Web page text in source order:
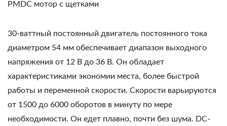
PMDC мотор с щетками
30-ваттный постоянный двигатель постоянного тока
диаметром 54 мм обеспечивает диапазон выходного
напряжения от 12 В до 36 В. Он обладает
характеристиками экономии места, более быстрой
работы и переменной скорости. Скорости варьируются
от 1500 до 6000 оборотов в минуту по мере
необходимости. Он едет плавно, почти без шума. DC-